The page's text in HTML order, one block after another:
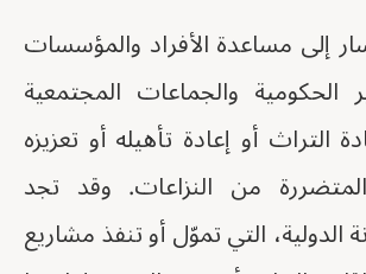
إلى مساعدة الأفراد والمؤسسات
الحكومية والجماعات المجتمعية
التراث أو إعادة تأهيله أو تعزيزه
من النزاعات. وقد تجد
التي تموّل أو تنفذ مشاريع